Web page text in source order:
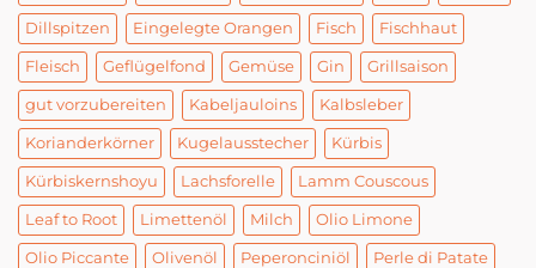
Dillspitzen Eingelegte Orangen Fisch Fischhaut
Fleisch Geflügelfond Gemüse Gin Grillsaison
gut vorzubereiten Kabeljauloins Kalbsleber
Korianderkörner Kugelausstecher Kürbis
Kürbiskernshoyu Lachsforelle Lamm Couscous
Leaf to Root Limettenöl Milch Olio Limone
Olio Piccante Olivenöl Peperonciniöl Perle di Patate